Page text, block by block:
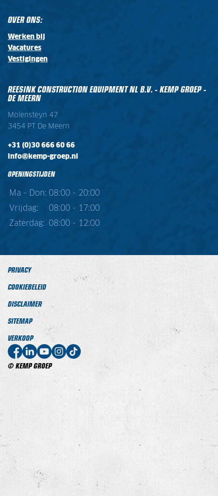
OVER ONS:
Werken bij
Vacatures
Vestigingen
REESINK CONSTRUCTION EQUIPMENT NL B.V. - KEMP GROEP -
DE MEERN
Molensteyn 47
3454 PT De Meern
+31 (0)30 666 60 66
info@kemp-groep.nl
OPENINGSTIJDEN
Ma - Don: 08:00 - 20:00
Vrijdag:
08:00 - 17:00
Zaterdag:
08:00 - 12:00
© KEMP GROEP
PRIVACY
COOKIEBELEID
DISCLAIMER
SITEMAP
VERKOOP